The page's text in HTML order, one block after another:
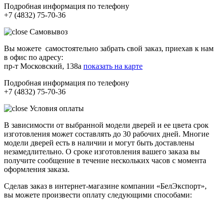
Подробная информация по телефону
+7 (4832) 75-70-36
Самовывоз
Вы можете самостоятельно забрать свой заказ, приехав к нам
в офис по адресу:
пр-т Московский, 138а показать на карте
Подробная информация по телефону
+7 (4832) 75-70-36
Условия оплаты
В зависимости от выбранной модели дверей и ее цвета срок
изготовления может составлять до 30 рабочих дней. Многие
модели дверей есть в наличии и могут быть доставлены
незамедлительно. О сроке изготовления вашего заказа вы
получите сообщение в течение нескольких часов с момента
оформления заказа.
Сделав заказ в интернет-магазине компании «БелЭкспорт»,
вы можете произвести оплату следующими способами: